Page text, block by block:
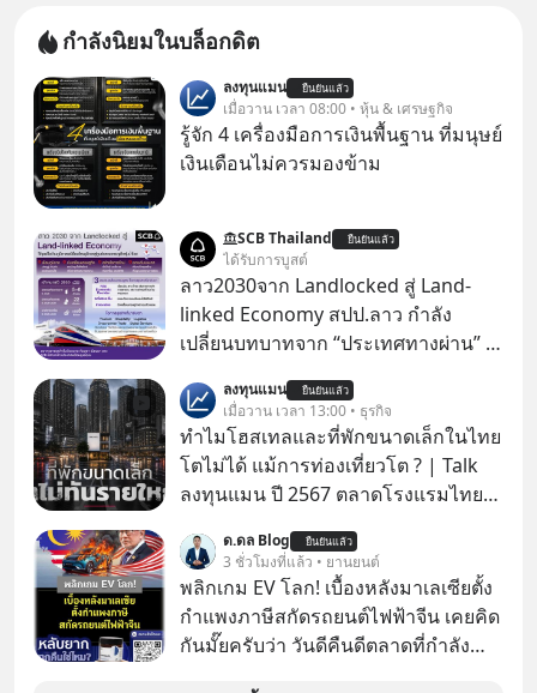
กำลังนิยมในบล็อกดิต
ลงทุนแมน ยืนยันแล้ว
เมื่อวาน เวลา 08:00 • หุ้น & เศรษฐกิจ
รู้จัก 4 เครื่องมือการเงินพื้นฐาน ที่มนุษย์
เงินเดือนไม่ควรมองข้าม
SCB Thailand ยืนยันแล้ว
ได้รับการบูสต์
ลาว2030จาก Landlocked สู่ Land-
linked Economy สปป.ลาว กำลัง
เปลี่ยนบทบาทจาก “ประเทศทางผ่าน” สู่
ของอนุภูมิภาคลุ่มแม่น้ำโขง
ลงทุนแมน ยืนยันแล้ว
เมื่อวาน เวลา 13:00 • ธุรกิจ
ทำไมโฮสเทลและที่พักขนาดเล็กในไทย
โตไม่ได้ แม้การท่องเที่ยวโต ? | Talk
ลงทุนแมน ปี 2567 ตลาดโรงแรมไทย
หรือไม่ว่า รายได้กว่า 85% กระจุกอยู่กับ
ผู้ประกอบการรายใหญ่ และมีอัตราการ
เติบโตได้ถึง 16% ขณะที่ผู้ประกอบการ
โฮสเทลและที่พักขนาดเล็ก ซึ่งมีสัดส่วน
ด.ดล Blog ยืนยันแล้ว
3 ชั่วโมงที่แล้ว • ยานยนต์
พลิกเกม EV โลก! เบื้องหลังมาเลเซียตั้ง
กำแพงภาษีสกัดรถยนต์ไฟฟ้าจีน เคยคิด
กันมั๊ยครับว่า วันดีคืนดีตลาดที่กำลัง